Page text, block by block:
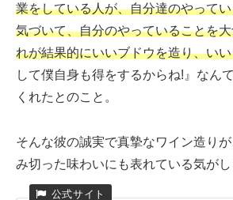
業をしている人が、自分達のやって
気づいて、自分のやっていることを
れが結果的にいいブドウを造り、い
して僕自身も得をするからね!』なん
くれたとのこと。
そんな彼の誠実で真摯なワイン造り
み切った味わいにも表れている気が